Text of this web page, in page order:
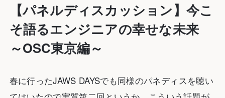
【パネルディスカッション】今こ
そ語るエンジニアの幸せな未来
～OSC東京編～
春に行ったJAWS DAYSでも同様のパネディスを聴い